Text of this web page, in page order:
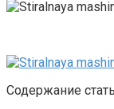
Содержание